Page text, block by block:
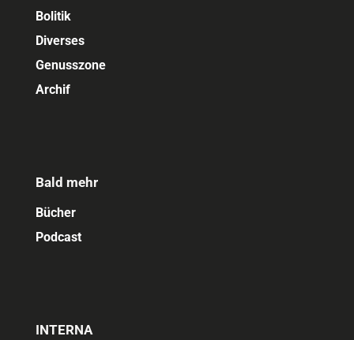
Bolitik
Diverses
Genusszone
Archif
Bald mehr
Bücher
Podcast
INTERNA